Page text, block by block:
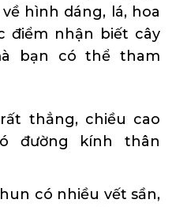
hình dáng, lá, hoa
điểm nhận biết cây
bạn có thể tham
thẳng, chiều cao
đường kính thân
có nhiều vết sần,